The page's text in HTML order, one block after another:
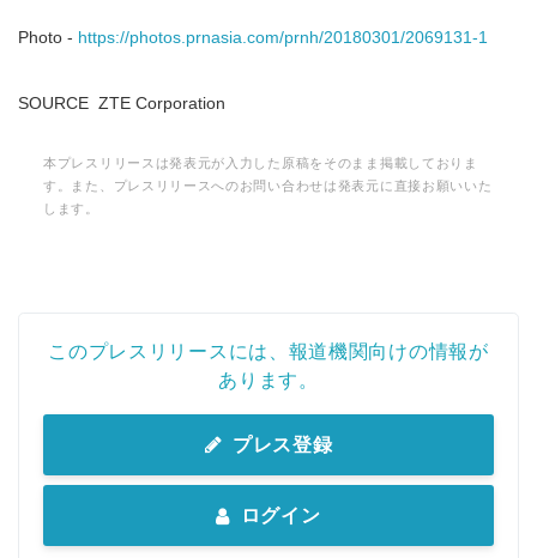
Photo - https://photos.prnasia.com/prnh/20180301/2069131-1
SOURCE ZTE Corporation
本プレスリリースは発表元が入力した原稿をそのまま掲載しておりま
す。また、プレスリリースへのお問い合わせは発表元に直接お願いいた
します。
このプレスリリースには、報道機関向けの情報が
あります。
プレス登録
ログイン